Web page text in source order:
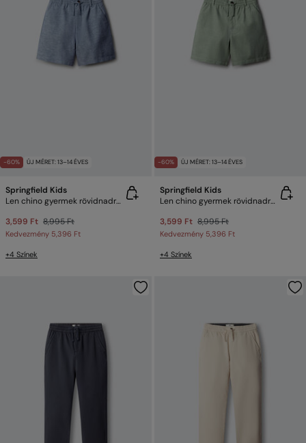
-60% ÚJ MÉRET: 13–14 ÉVES
Springfield Kids
Len chino gyermek rövidnadrág
3,599 Ft 8,995 Ft
Kedvezmény 5,396 Ft
+4 Színek
-60% ÚJ MÉRET: 13–14 ÉVES
Springfield Kids
Len chino gyermek rövidnadrág
3,599 Ft 8,995 Ft
Kedvezmény 5,396 Ft
+4 Színek